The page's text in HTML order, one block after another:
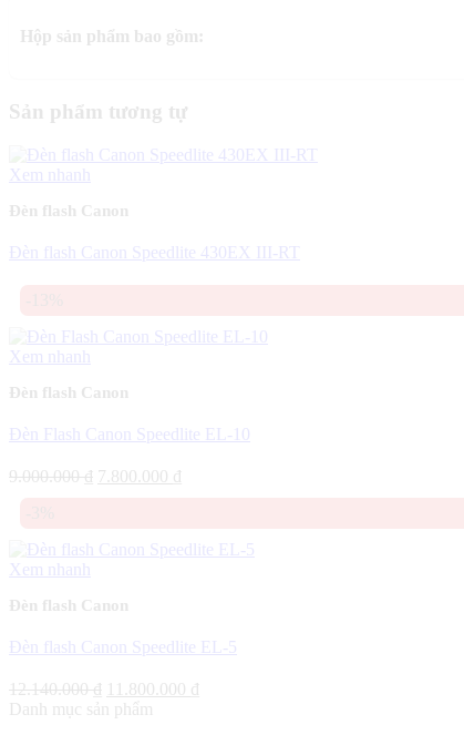
Hộp sản phẩm bao gồm:
Sản phẩm tương tự
Xem nhanh
Đèn flash Canon
Đèn flash Canon Speedlite 430EX III-RT
Xem nhanh
Đèn flash Canon
Đèn Flash Canon Speedlite EL-10
9.000.000₫ Giá
7.800.000 ₫
7.800.000 ₫.
Xem nhanh
Đèn flash Canon
Đèn flash Canon Speedlite EL-5
12.140.000₫
Giá
gốc
11.800.000 ₫
Danh mục sản phẩm